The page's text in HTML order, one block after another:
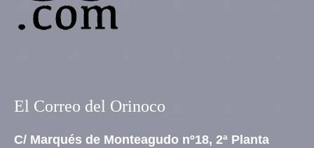
El Correo del Orinoco
C/ Marqués de Monteagudo nº18, 2ª Planta